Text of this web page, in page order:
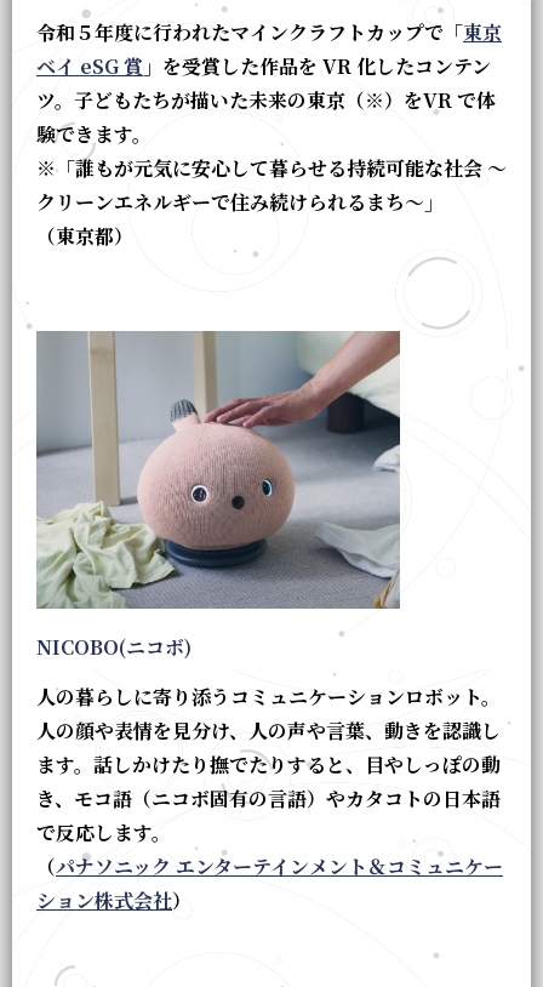
令和５年度に行われたマインクラフトカップで「東京
ベイ eSG 賞 」を受賞した作品を VR 化したコンテン
ツ。子どもたちが描いた未来の東京（※）をVR で体
験できます。
※「誰もが元気に安心して暮らせる持続可能な社会 〜
クリーンエネルギーで住み続けられるまち〜」
（東京都）
NICOBO(ニコボ)
人の暮らしに寄り添うコミュニケーションロボット。
人の顔や表情を見分け、人の声や言葉、動きを認識し
ます。話しかけたり撫でたりすると、目やしっぽの動
き、モコ語（ニコボ固有の言語）やカタコトの日本語
で反応します。
（パナソニック エンターテインメント＆コミュニケー
ション株式会社）